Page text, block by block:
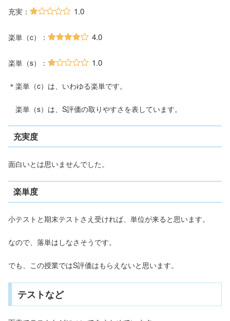
充実： 1.0
楽単（c）： 4.0
楽単（s）： 1.0
＊楽単（c）は、いわゆる楽単です。
楽単（s）は、S評価の取りやすさを表しています。
充実度
面白いとは思いませんでした。
楽単度
小テストと期末テストさえ受ければ、単位が来ると思います。
なので、落単はしなさそうです。
でも、この授業ではS評価はもらえないと思います。
テストなど